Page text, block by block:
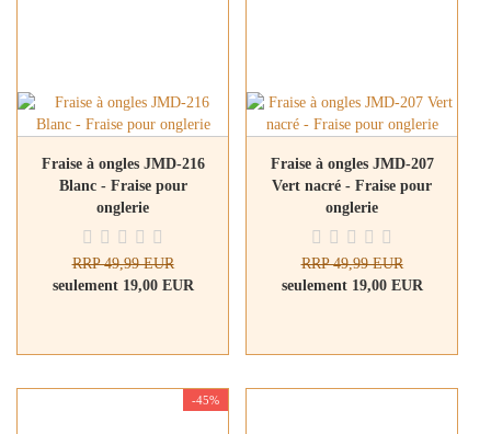
Fraise à ongles JMD-216
Blanc - Fraise pour
onglerie
RRP 49,99 EUR
seulement 19,00 EUR
Fraise à ongles JMD-207
Vert nacré - Fraise pour
onglerie
RRP 49,99 EUR
seulement 19,00 EUR
-45%